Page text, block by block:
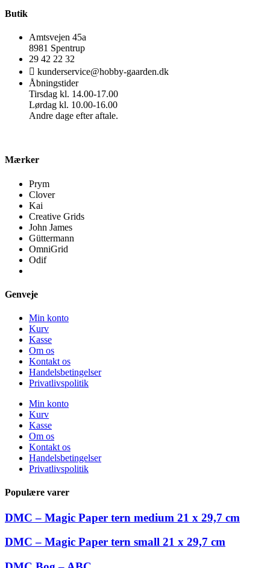
Butik
Amtsvejen 45a
8981 Spentrup
29 42 22 32
kunderservice@hobby-gaarden.dk
Åbningstider
Tirsdag kl. 14.00-17.00
Lørdag kl. 10.00-16.00
Andre dage efter aftale.
Mærker
Prym
Clover
Kai
Creative Grids
John James
Güttermann
OmniGrid
Odif
Genveje
Min konto
Kurv
Kasse
Om os
Kontakt os
Handelsbetingelser
Privatlivspolitik
Min konto
Kurv
Kasse
Om os
Kontakt os
Handelsbetingelser
Privatlivspolitik
Populære varer
DMC – Magic Paper tern medium 21 x 29,7 cm
DMC – Magic Paper tern small 21 x 29,7 cm